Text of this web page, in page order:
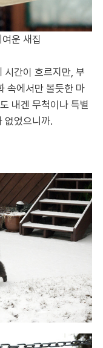
운 새집
시간이 흐르지만, 부
속에서만 볼듯한 마
내겐 무척이나 특별
없었으니까.